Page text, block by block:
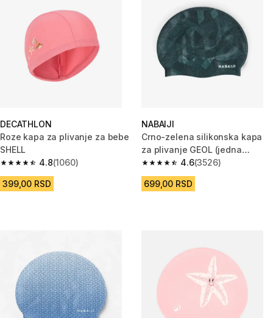
DECATHLON
Roze kapa za plivanje za bebe
SHELL
4.8
4.8 od 5 zvezdica from 1060 Recenzije
(1060)
399,00 RSD
NABAIJI
Crno-zelena silikonska kapa
za plivanje GEOL (jedna
veličina) 4.6
4.6 od 5 zvezdica from 3526
(3526)
699,00 RSD